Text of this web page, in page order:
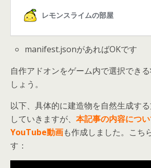
manifest.jsonがあればOKです
自作アドオンをゲーム内で選択でき
しょう。
以下、具体的に建造物を自然生成す
していきますが、 本記事の内容につ
YouTube動画も作成しました。こち
す：